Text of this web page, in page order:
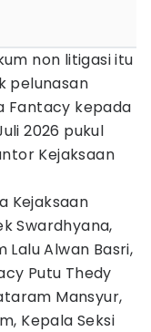
non litigasi itu
pelunasan
Fantacy kepada
2026 pukul
Kejaksaan
Kejaksaan
Swardhyana,
Alwan Basri,
Putu Thedy
Mansyur,
Kepala Seksi